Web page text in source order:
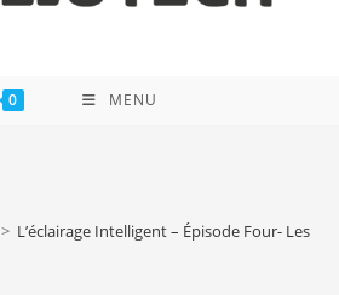
0 MENU
> L’éclairage Intelligent – Épisode Four- Les